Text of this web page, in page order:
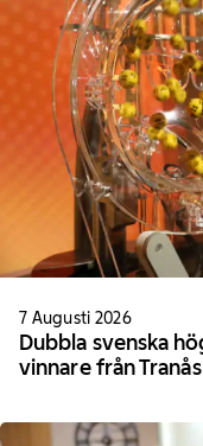
7 Augusti 2026
Dubbla svenska
vinnare från